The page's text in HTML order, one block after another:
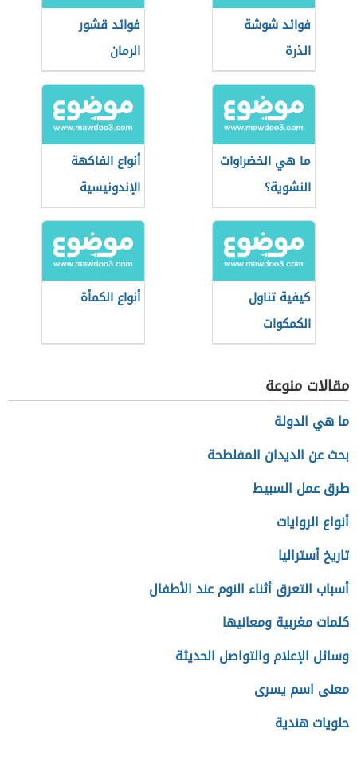
فوائد شوشة
الذرة
فوائد قشور
الرمان
ما هي الخضراوات
النشوية؟
أنواع الفاكهة
الإندونيسية
كيفية تناول
الكمكوات
أنواع الكمأة
مقالات منوعة
ما هي الدولة
بحث عن الديدان المفلطحة
طرق عمل السبيط
أنواع الروايات
تاريخ أستراليا
أسباب التعرق أثناء النوم عند الأطفال
كلمات مغربية ومعانيها
وسائل الإعلام والتواصل الحديثة
معنى اسم يسرى
حلويات هندية